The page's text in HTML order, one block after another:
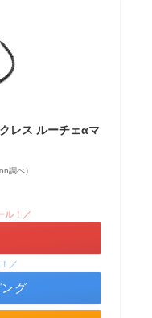
レス ルーチェαマ
調べ）
ル！／
／
グ